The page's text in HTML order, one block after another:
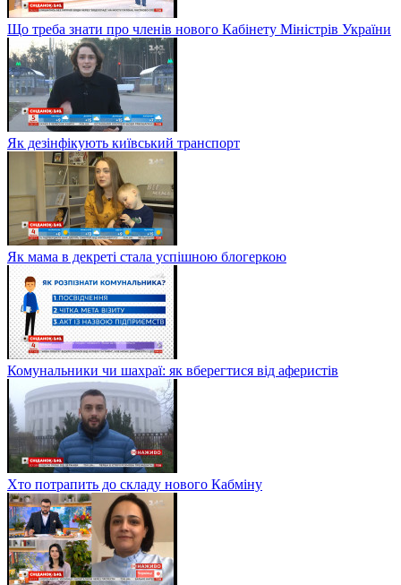
Що треба знати про членів нового Кабінету Міністрів України
Як дезінфікують київський транспорт
Як мама в декреті стала успішною блогеркою
Комунальники чи шахраї: як вберегтися від аферистів
Хто потрапить до складу нового Кабміну